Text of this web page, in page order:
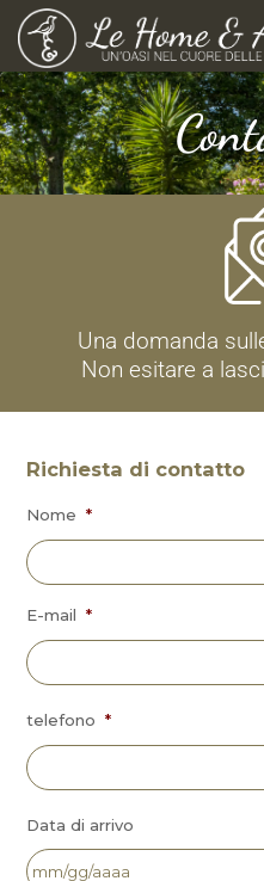
Una domanda
Non esitare a
Richiesta di contatto
Nome *
E-mail *
telefono *
Data di arrivo